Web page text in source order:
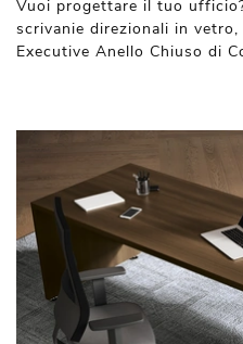
Vuoi progettare il tuo
scrivanie direzionali in
Executive Anello Chiuso di